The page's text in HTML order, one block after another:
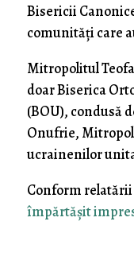
Bisericii
comunități care
Mitropolitul
doar Biserica
(BOU), condusă
Onufrie,
ucrainenilor
Conform
împărtășit